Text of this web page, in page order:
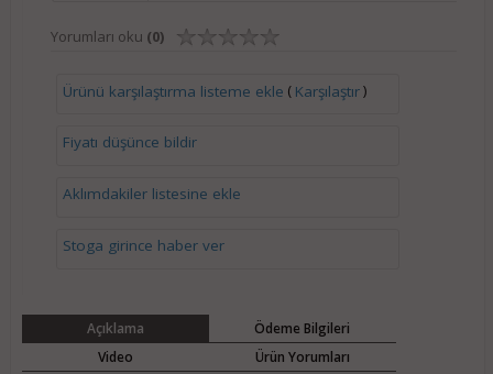
Yorumları oku (0)
Ürünü karşılaştırma listeme ekle ( Karşılaştır)
Fiyatı düşünce bildir
Aklımdakiler listesine ekle
Stoga girince haber ver
Açıklama
Ödeme Bilgileri
Video
Ürün Yorumları